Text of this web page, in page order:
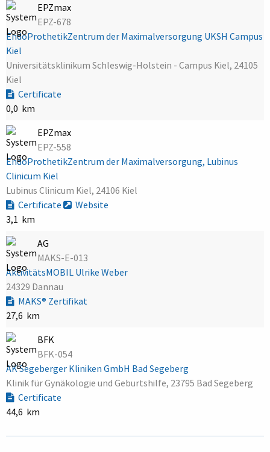
EPZmax
EPZ-678
EndoProthetikZentrum der Maximalversorgung UKSH Campus
Kiel
Universitätsklinikum Schleswig-Holstein - Campus Kiel, 24105
Kiel
Certificate
0,0 km
EPZmax
EPZ-558
EndoProthetikZentrum der Maximalversorgung, Lubinus
Clinicum Kiel
Lubinus Clinicum Kiel, 24106 Kiel
Certificate
Website
3,1 km
AG
MAKS-E-013
AktivitätsMOBIL Ulrike Weber
24329 Dannau
MAKS® Zertifikat
27,6 km
BFK
BFK-054
AK Segeberger Kliniken GmbH Bad Segeberg
Klinik für Gynäkologie und Geburtshilfe, 23795 Bad Segeberg
Certificate
44,6 km